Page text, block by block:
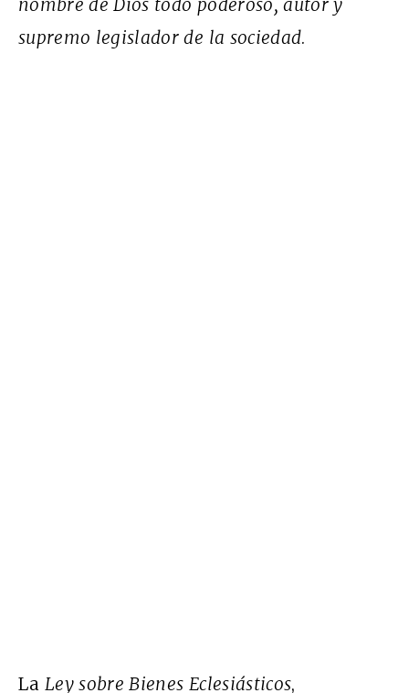
supremo legislador de la sociedad.
La Ley sobre Bienes Eclesiásticos,